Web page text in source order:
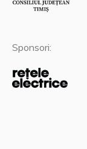
Sponsori: